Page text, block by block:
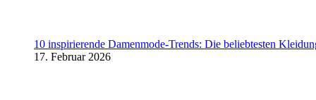
10 inspirierende Damenmode-Trends: Die beliebtesten
17. Februar 2026